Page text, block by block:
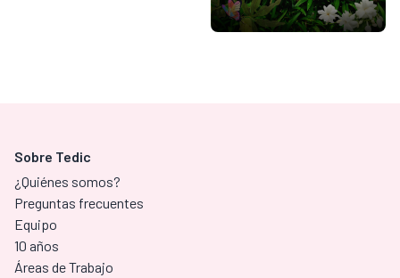
Sobre Tedic
¿Quiénes somos?
Preguntas frecuentes
Equipo
10 años
Áreas de Trabajo